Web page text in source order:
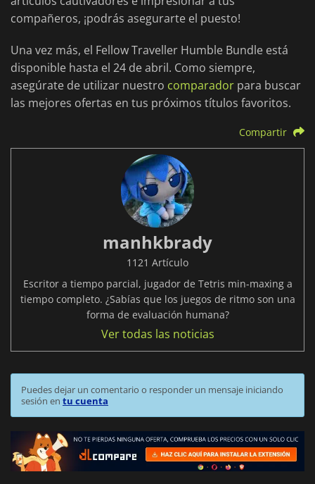
compañeros, ¡podrás asegurarte el puesto!
Una vez más, el Fellow Traveller Humble Bundle está
disponible hasta el 24 de abril. Como siempre,
asegúrate de utilizar nuestro comparador para buscar
las mejores ofertas en tus próximos títulos favoritos.
Compartir
manhkbrady
1121 Artículo
Escritor a tiempo parcial, jugador de Tetris min-maxing a
tiempo completo. ¿Sabías que los juegos de ritmo son una
forma de evaluación humana?
Ver todas las noticias
Puedes dejar un comentario o responder un mensaje iniciando
sesión en tu cuenta